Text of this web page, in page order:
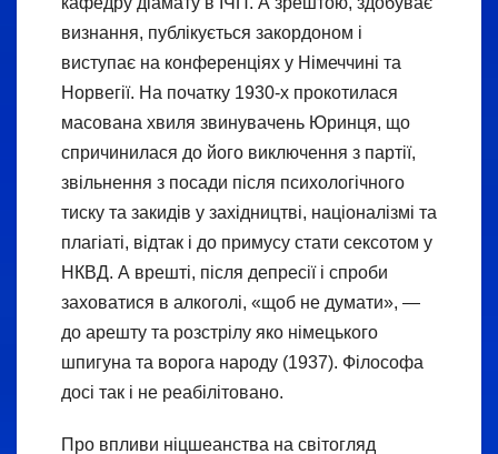
визнання, публікується закордоном і
виступає на конференціях у Німеччині та
Норвегії. На початку 1930-х прокотилася
масована хвиля звинувачень Юринця, що
спричинилася до його виключення з партії,
звільнення з посади після психологічного
тиску та закидів у західництві, націоналізмі та
плагіаті, відтак і до примусу стати сексотом у
НКВД. А врешті, після депресії і спроби
заховатися в алкоголі, «щоб не думати», —
до арешту та розстрілу яко німецького
шпигуна та ворога народу (1937). Філософа
досі так і не реабілітовано.
Про впливи ніцшеанства на світогляд